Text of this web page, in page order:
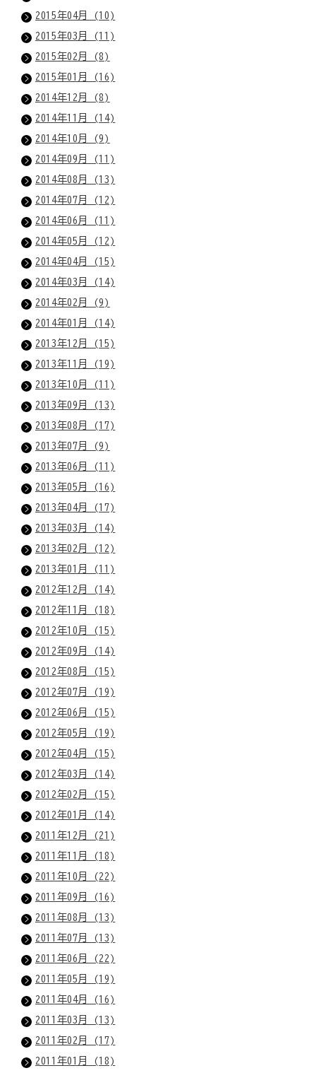
2015年04月 (10)
2015年03月 (11)
2015年02月 (8)
2015年01月 (16)
2014年12月 (8)
2014年11月 (14)
2014年10月 (9)
2014年09月 (11)
2014年08月 (13)
2014年07月 (12)
2014年06月 (11)
2014年05月 (12)
2014年04月 (15)
2014年03月 (14)
2014年02月 (9)
2014年01月 (14)
2013年12月 (15)
2013年11月 (19)
2013年10月 (11)
2013年09月 (13)
2013年08月 (17)
2013年07月 (9)
2013年06月 (11)
2013年05月 (16)
2013年04月 (17)
2013年03月 (14)
2013年02月 (12)
2013年01月 (11)
2012年12月 (14)
2012年11月 (18)
2012年10月 (15)
2012年09月 (14)
2012年08月 (15)
2012年07月 (19)
2012年06月 (15)
2012年05月 (19)
2012年04月 (15)
2012年03月 (14)
2012年02月 (15)
2012年01月 (14)
2011年12月 (21)
2011年11月 (18)
2011年10月 (22)
2011年09月 (16)
2011年08月 (13)
2011年07月 (13)
2011年06月 (22)
2011年05月 (19)
2011年04月 (16)
2011年03月 (13)
2011年02月 (17)
2011年01月 (18)